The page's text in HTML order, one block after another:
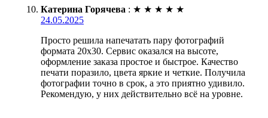
Катерина Горячева : ★ ★ ★ ★ ★
24.05.2025
Просто решила напечатать пару фотографий
формата 20х30. Сервис оказался на высоте,
оформление заказа простое и быстрое. Качество
печати поразило, цвета яркие и четкие. Получила
фотографии точно в срок, а это приятно удивило.
Рекомендую, у них действительно всё на уровне.